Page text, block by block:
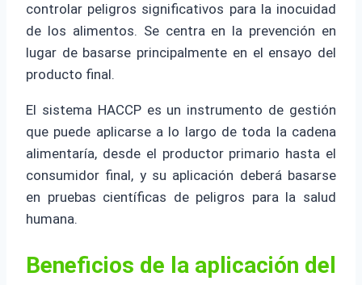
controlar peligros significativos para la inocuidad
de los alimentos. Se centra en la prevención en
lugar de basarse principalmente en el ensayo del
producto final.
El sistema HACCP es un instrumento de gestión
que puede aplicarse a lo largo de toda la cadena
alimentaría, desde el productor primario hasta el
consumidor final, y su aplicación deberá basarse
en pruebas científicas de peligros para la salud
humana.
Beneficios de la aplicación del